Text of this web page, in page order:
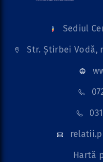
Hartă
Sediul
Str. Știrbei Vodă,